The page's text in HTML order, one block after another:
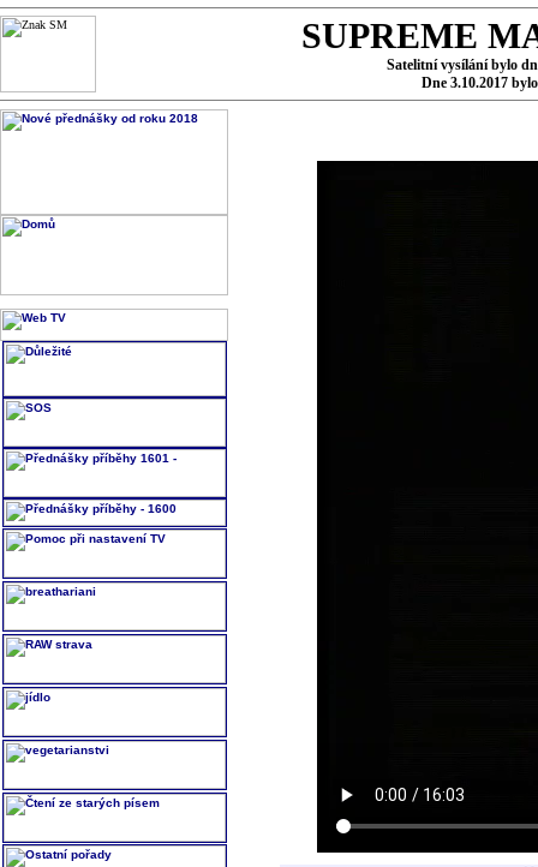
SUPREME
Satelitní vysílání bylo
Dne 3.10.2017